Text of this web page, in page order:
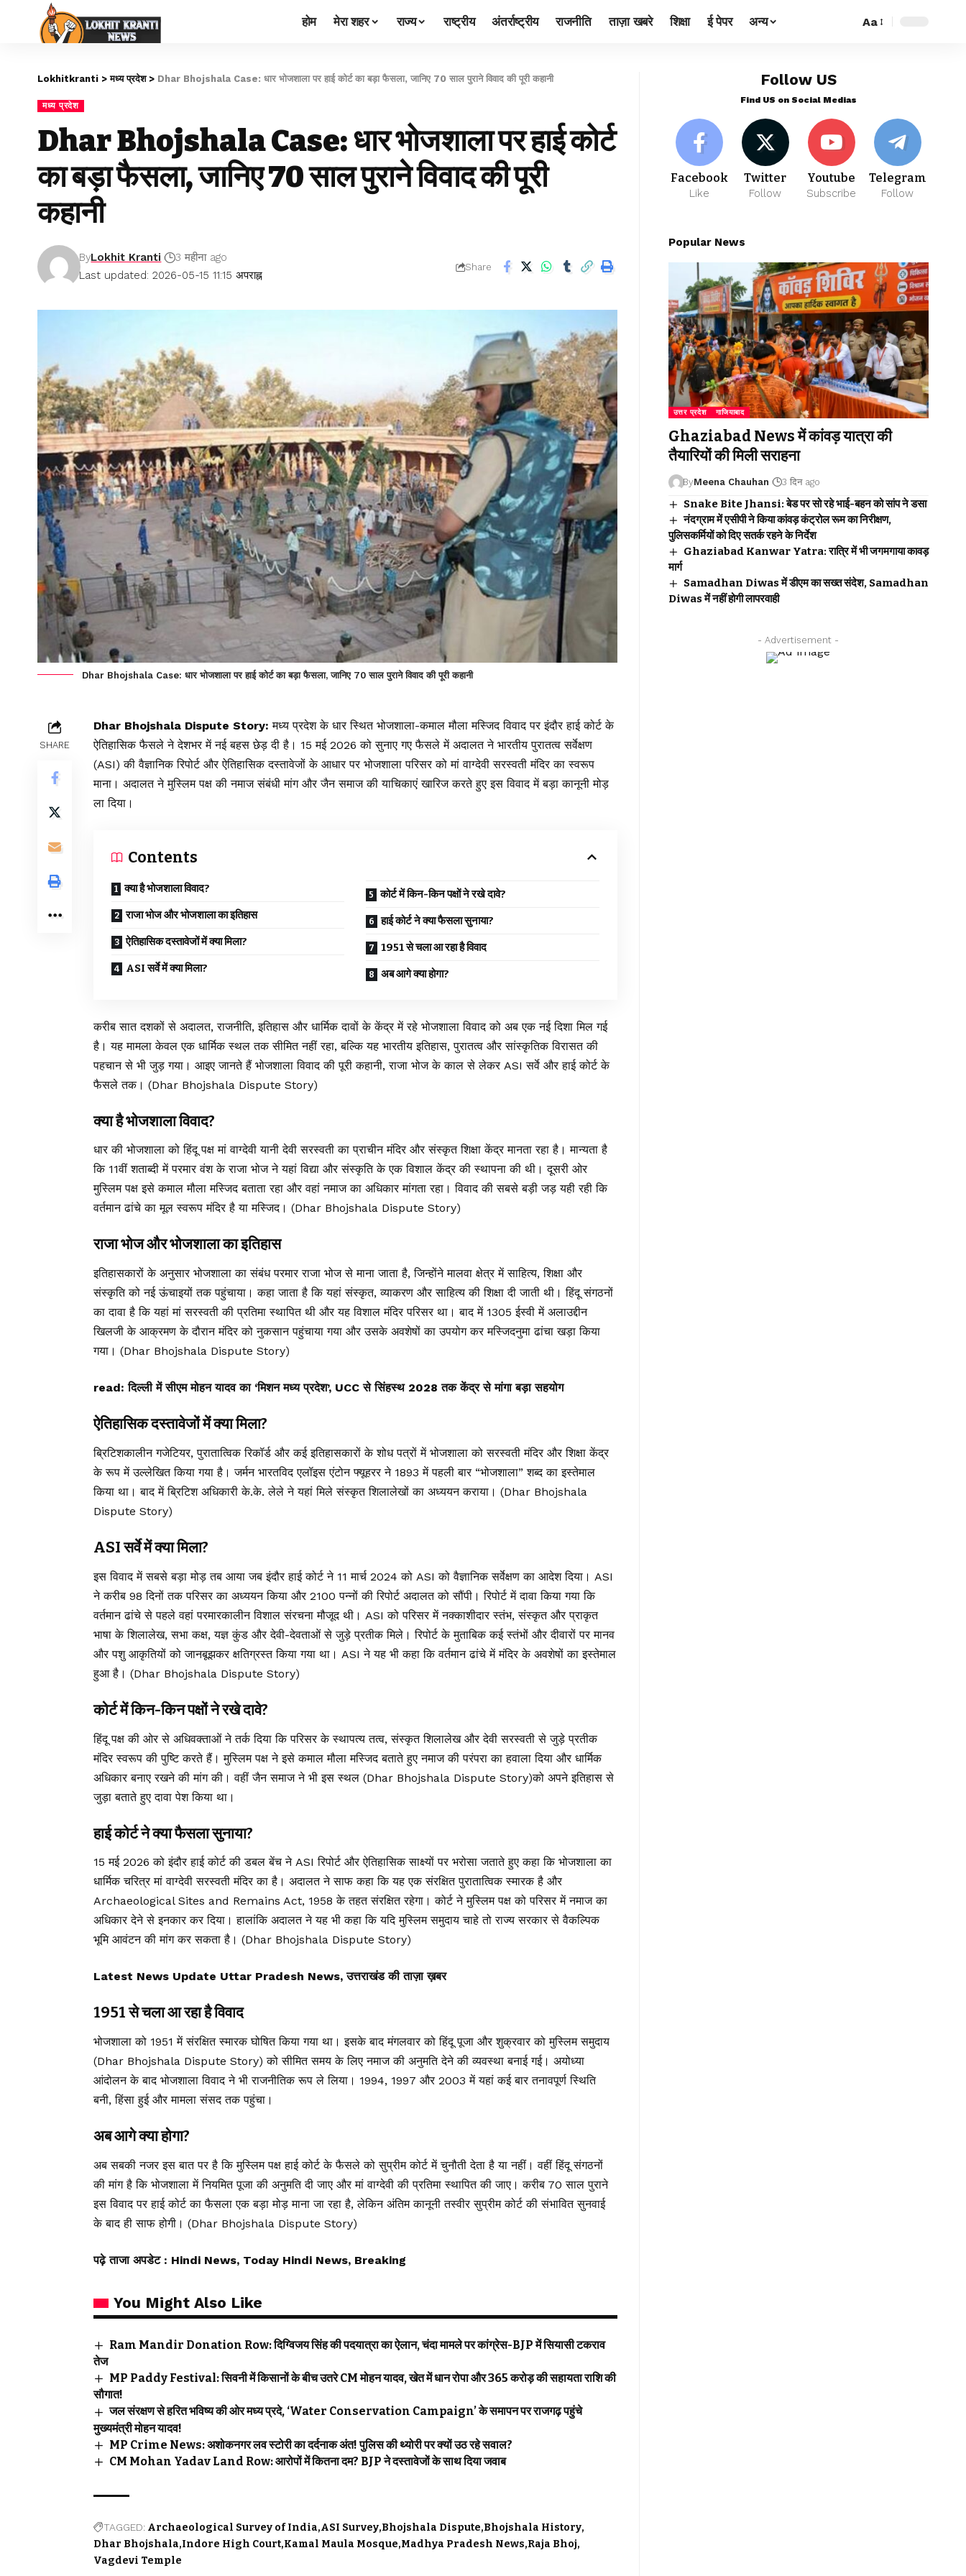
होम मेरा शहर राज्य राष्ट्रीय अंतर्राष्ट्रीय राजनीति ताज़ा खबरे शिक्षा ई पेपर अन्य Aa
Lokhitkranti >मध्य प्रदेश> Dhar Bhojshala Case: धार भोजशाला पर हाई कोर्ट का बड़ा फैसला, जानिए 70 साल पुराने विवाद की पूरी कहानी
मध्य प्रदेश
Dhar Bhojshala Case: धार भोजशाला पर हाई कोर्ट
का बड़ा फैसला, जानिए 70 साल पुराने विवाद की पूरी
कहानी
Last updated: 2026-05-15 11:15 अपराह्न
ByLokhit Kranti 3 महीना ago
Share
Dhar Bhojshala Case: धार भोजशाला पर हाई कोर्ट का बड़ा फैसला, जानिए 70 साल पुराने विवाद की पूरी कहानी
SHARE
Dhar Bhojshala Dispute Story: मध्य प्रदेश के धार स्थित भोजशाला-कमाल मौला मस्जिद विवाद पर इंदौर हाई कोर्ट के
ऐतिहासिक फैसले ने देशभर में नई बहस छेड़ दी है। 15 मई 2026 को सुनाए गए फैसले में अदालत ने भारतीय पुरातत्व सर्वेक्षण
(ASI) की वैज्ञानिक रिपोर्ट और ऐतिहासिक दस्तावेजों के आधार पर भोजशाला परिसर को मां वाग्देवी सरस्वती मंदिर का स्वरूप
माना। अदालत ने मुस्लिम पक्ष की नमाज संबंधी मांग और जैन समाज की याचिकाएं खारिज करते हुए इस विवाद में बड़ा कानूनी मोड़
ला दिया।
Contents
क्या है भोजशाला विवाद?
राजा भोज और भोजशाला का इतिहास
ऐतिहासिक दस्तावेजों में क्या मिला?
ASI सर्वे में क्या मिला?
कोर्ट में किन-किन पक्षों ने रखे दावे?
हाई कोर्ट ने क्या फैसला सुनाया?
1951 से चला आ रहा है विवाद
अब आगे क्या होगा?
करीब सात दशकों से अदालत, राजनीति, इतिहास और धार्मिक दावों के केंद्र में रहे भोजशाला विवाद को अब एक नई दिशा मिल गई
है। यह मामला केवल एक धार्मिक स्थल तक सीमित नहीं रहा, बल्कि यह भारतीय इतिहास, पुरातत्व और सांस्कृतिक विरासत की
पहचान से भी जुड़ गया। आइए जानते हैं भोजशाला विवाद की पूरी कहानी, राजा भोज के काल से लेकर ASI सर्वे और हाई कोर्ट के
फैसले तक। (Dhar Bhojshala Dispute Story)
क्या है भोजशाला विवाद?
धार की भोजशाला को हिंदू पक्ष मां वाग्देवी यानी देवी सरस्वती का प्राचीन मंदिर और संस्कृत शिक्षा केंद्र मानता रहा है। मान्यता है
कि 11वीं शताब्दी में परमार वंश के राजा भोज ने यहां विद्या और संस्कृति के एक विशाल केंद्र की स्थापना की थी। दूसरी ओर
मुस्लिम पक्ष इसे कमाल मौला मस्जिद बताता रहा और वहां नमाज का अधिकार मांगता रहा। विवाद की सबसे बड़ी जड़ यही रही कि
वर्तमान ढांचे का मूल स्वरूप मंदिर है या मस्जिद। (Dhar Bhojshala Dispute Story)
राजा भोज और भोजशाला का इतिहास
इतिहासकारों के अनुसार भोजशाला का संबंध परमार राजा भोज से माना जाता है, जिन्होंने मालवा क्षेत्र में साहित्य, शिक्षा और
संस्कृति को नई ऊंचाइयों तक पहुंचाया। कहा जाता है कि यहां संस्कृत, व्याकरण और साहित्य की शिक्षा दी जाती थी। हिंदू संगठनों
का दावा है कि यहां मां सरस्वती की प्रतिमा स्थापित थी और यह विशाल मंदिर परिसर था। बाद में 1305 ईस्वी में अलाउद्दीन
खिलजी के आक्रमण के दौरान मंदिर को नुकसान पहुंचाया गया और उसके अवशेषों का उपयोग कर मस्जिदनुमा ढांचा खड़ा किया
गया। (Dhar Bhojshala Dispute Story)
read: दिल्ली में सीएम मोहन यादव का ‘मिशन मध्य प्रदेश’, UCC से सिंहस्थ 2028 तक केंद्र से मांगा बड़ा सहयोग
ऐतिहासिक दस्तावेजों में क्या मिला?
ब्रिटिशकालीन गजेटियर, पुरातात्विक रिकॉर्ड और कई इतिहासकारों के शोध पत्रों में भोजशाला को सरस्वती मंदिर और शिक्षा केंद्र
के रूप में उल्लेखित किया गया है। जर्मन भारतविद एलॉइस एंटोन फ्यूहरर ने 1893 में पहली बार “भोजशाला” शब्द का इस्तेमाल
किया था। बाद में ब्रिटिश अधिकारी के.के. लेले ने यहां मिले संस्कृत शिलालेखों का अध्ययन कराया। (Dhar Bhojshala
Dispute Story)
ASI सर्वे में क्या मिला?
इस विवाद में सबसे बड़ा मोड़ तब आया जब इंदौर हाई कोर्ट ने 11 मार्च 2024 को ASI को वैज्ञानिक सर्वेक्षण का आदेश दिया। ASI
ने करीब 98 दिनों तक परिसर का अध्ययन किया और 2100 पन्नों की रिपोर्ट अदालत को सौंपी। रिपोर्ट में दावा किया गया कि
वर्तमान ढांचे से पहले वहां परमारकालीन विशाल संरचना मौजूद थी। ASI को परिसर में नक्काशीदार स्तंभ, संस्कृत और प्राकृत
भाषा के शिलालेख, सभा कक्ष, यज्ञ कुंड और देवी-देवताओं से जुड़े प्रतीक मिले। रिपोर्ट के मुताबिक कई स्तंभों और दीवारों पर मानव
और पशु आकृतियों को जानबूझकर क्षतिग्रस्त किया गया था। ASI ने यह भी कहा कि वर्तमान ढांचे में मंदिर के अवशेषों का इस्तेमाल
हुआ है। (Dhar Bhojshala Dispute Story)
कोर्ट में किन-किन पक्षों ने रखे दावे?
हिंदू पक्ष की ओर से अधिवक्ताओं ने तर्क दिया कि परिसर के स्थापत्य तत्व, संस्कृत शिलालेख और देवी सरस्वती से जुड़े प्रतीक
मंदिर स्वरूप की पुष्टि करते हैं। मुस्लिम पक्ष ने इसे कमाल मौला मस्जिद बताते हुए नमाज की परंपरा का हवाला दिया और धार्मिक
अधिकार बनाए रखने की मांग की। वहीं जैन समाज ने भी इस स्थल (Dhar Bhojshala Dispute Story)को अपने इतिहास से
जुड़ा बताते हुए दावा पेश किया था।
हाई कोर्ट ने क्या फैसला सुनाया?
15 मई 2026 को इंदौर हाई कोर्ट की डबल बेंच ने ASI रिपोर्ट और ऐतिहासिक साक्ष्यों पर भरोसा जताते हुए कहा कि भोजशाला का
धार्मिक चरित्र मां वाग्देवी सरस्वती मंदिर का है। अदालत ने साफ कहा कि यह एक संरक्षित पुरातात्विक स्मारक है और
Archaeological Sites and Remains Act, 1958 के तहत संरक्षित रहेगा। कोर्ट ने मुस्लिम पक्ष को परिसर में नमाज का
अधिकार देने से इनकार कर दिया। हालांकि अदालत ने यह भी कहा कि यदि मुस्लिम समुदाय चाहे तो राज्य सरकार से वैकल्पिक
भूमि आवंटन की मांग कर सकता है। (Dhar Bhojshala Dispute Story)
Latest News Update Uttar Pradesh News, उत्तराखंड की ताज़ा ख़बर
1951 से चला आ रहा है विवाद
भोजशाला को 1951 में संरक्षित स्मारक घोषित किया गया था। इसके बाद मंगलवार को हिंदू पूजा और शुक्रवार को मुस्लिम समुदाय
(Dhar Bhojshala Dispute Story) को सीमित समय के लिए नमाज की अनुमति देने की व्यवस्था बनाई गई। अयोध्या
आंदोलन के बाद भोजशाला विवाद ने भी राजनीतिक रूप ले लिया। 1994, 1997 और 2003 में यहां कई बार तनावपूर्ण स्थिति
बनी, हिंसा हुई और मामला संसद तक पहुंचा।
अब आगे क्या होगा?
अब सबकी नजर इस बात पर है कि मुस्लिम पक्ष हाई कोर्ट के फैसले को सुप्रीम कोर्ट में चुनौती देता है या नहीं। वहीं हिंदू संगठनों
की मांग है कि भोजशाला में नियमित पूजा की अनुमति दी जाए और मां वाग्देवी की प्रतिमा स्थापित की जाए। करीब 70 साल पुराने
इस विवाद पर हाई कोर्ट का फैसला एक बड़ा मोड़ माना जा रहा है, लेकिन अंतिम कानूनी तस्वीर सुप्रीम कोर्ट की संभावित सुनवाई
के बाद ही साफ होगी। (Dhar Bhojshala Dispute Story)
पढ़े ताजा अपडेट : Hindi News, Today Hindi News, Breaking
You Might Also Like
Ram Mandir Donation Row: दिग्विजय सिंह की पदयात्रा का ऐलान, चंदा मामले पर कांग्रेस-BJP में सियासी टकराव
तेज
MP Paddy Festival: सिवनी में किसानों के बीच उतरे CM मोहन यादव, खेत में धान रोपा और 365 करोड़ की सहायता राशि की
सौगात!
जल संरक्षण से हरित भविष्य की ओर मध्य प्रदे, ‘Water Conservation Campaign’ के समापन पर राजगढ़ पहुंचे
मुख्यमंत्री मोहन यादव!
MP Crime News: अशोकनगर लव स्टोरी का दर्दनाक अंत! पुलिस की थ्योरी पर क्यों उठ रहे सवाल?
CM Mohan Yadav Land Row: आरोपों में कितना दम? BJP ने दस्तावेजों के साथ दिया जवाब
TAGGED: Archaeological Survey of India ASI Survey Bhojshala Dispute Bhojshala History
Dhar Bhojshala Indore High Court Kamal Maula Mosque Madhya Pradesh News Raja Bhoj
Vagdevi Temple
Follow US
Find US on Social Medias
Facebook
Like
Twitter
Follow
Youtube
Subscribe
Telegram
Follow
Popular News
उत्तर प्रदेश गाजियाबाद
Ghaziabad News में कांवड़ यात्रा की
तैयारियों की मिली सराहना
ByMeena Chauhan 3 दिन ago
Snake Bite Jhansi: बेड पर सो रहे भाई-बहन को सांप ने डसा
नंदग्राम में एसीपी ने किया कांवड़ कंट्रोल रूम का निरीक्षण,
पुलिसकर्मियों को दिए सतर्क रहने के निर्देश
Ghaziabad Kanwar Yatra: रात्रि में भी जगमगाया कावड़
मार्ग
Samadhan Diwas में डीएम का सख्त संदेश, Samadhan
Diwas में नहीं होगी लापरवाही
- Advertisement -